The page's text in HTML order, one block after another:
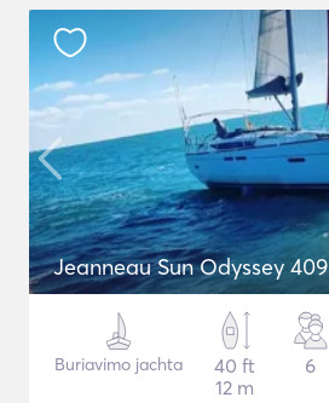
Jeanneau Sun Odyssey 409
Buriavimo jachta
40 ft
12 m
6